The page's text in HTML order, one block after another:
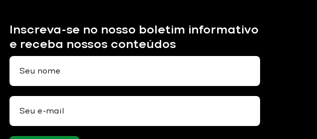
Inscreva-se no nosso boletim informativo
e receba nossos conteúdos